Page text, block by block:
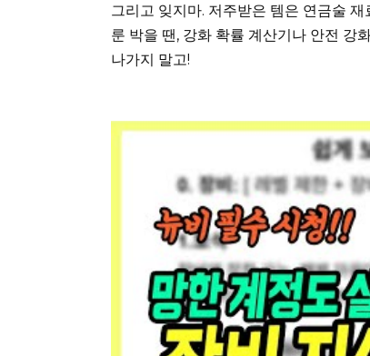
그리고 잊지마. 저주받은 템은 연금술
룬 박을 땐, 강화 확률 계산기나 안전 강
나가지 말고!